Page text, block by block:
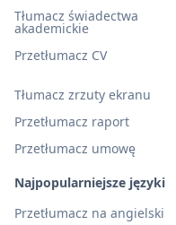
Tłumacz świadectwa
akademickie
Przetłumacz CV
Tłumacz zrzuty ekranu
Przetłumacz raport
Przetłumacz umowę
Najpopularniejsze języki
Przetłumacz na angielski